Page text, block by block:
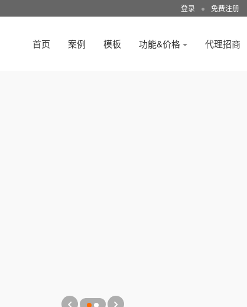
登录 ● 免费注册
首页 案例 模板 功能&价格 代理招商